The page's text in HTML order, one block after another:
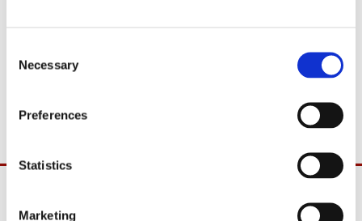
t
Necessary
Preferences
Statistics
Marketing
Undervisningsminister Ole Vig Jensen og Erhvervsminister Jan
Trøjborg er udpeget til at deltage i Folketingets spørgetime